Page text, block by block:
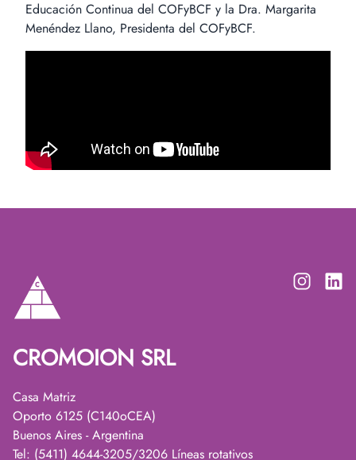
Educación Continua del COFyBCF y la Dra. Margarita
Menéndez Llano, Presidenta del COFyBCF.
CROMOION SRL
Casa Matriz
Oporto 6125 (C140oCEA)
Buenos Aires - Argentina
Tel: (5411) 4644-3205/3206 Líneas rotativos